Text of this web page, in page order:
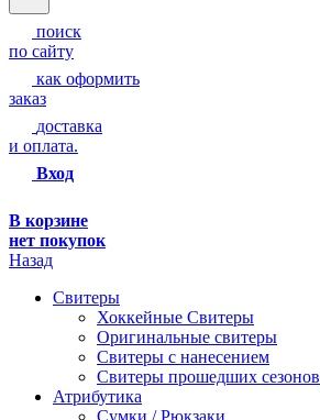
поиск
по сайту
как оформить
заказ
доставка
и оплата.
Вход
В корзине
нет покупок
Назад
Свитеры
Хоккейные Свитеры
Оригинальные свитеры
Свитеры с нанесением
Свитеры прошедших сезонов
Атрибутика
Сумки / Рюкзаки